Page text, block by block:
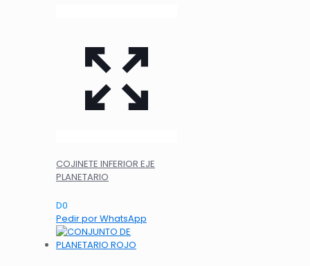
COJINETE INFERIOR EJE
PLANETARIO
D0
Pedir por WhatsApp